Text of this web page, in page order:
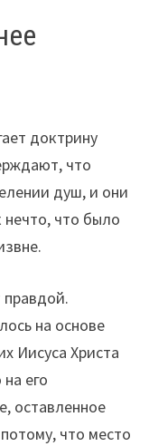
доктрину
что
душ, и они
что было
на основе
Иисуса Христа
его
оставленное
что место